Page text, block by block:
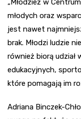
„Młodzież w
młodych oraz
jest nawet
brak. Młodzi ludzie
również biorą
edukacyjnych,
które pomagają im
Adriana Binczek-